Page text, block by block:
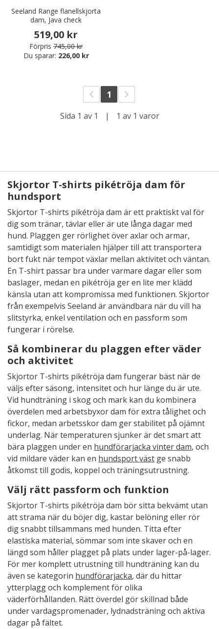
Seeland Range flanellskjorta
dam, Java check
519,00 kr
Förpris 745,00 kr
Du sparar: 226,00 kr
1
Sida 1 av 1 | 1 av 1 varor
Skjortor T-shirts pikétröja dam för
hundsport
Skjortor T-shirts pikétröja dam är ett praktiskt val för
dig som tränar, tävlar eller är ute långa dagar med
hund. Plaggen ger rörlighet över axlar och armar,
samtidigt som materialen hjälper till att transportera
bort fukt när tempot växlar mellan aktivitet och väntan.
En T-shirt passar bra under varmare dagar eller som
baslager, medan en pikétröja ger en lite mer klädd
känsla utan att kompromissa med funktionen. Skjortor
från exempelvis Seeland är användbara när du vill ha
slitstyrka, enkel ventilation och en passform som
fungerar i rörelse.
Så kombinerar du plaggen efter väder
och aktivitet
Skjortor T-shirts pikétröja dam fungerar bäst när de
väljs efter säsong, intensitet och hur länge du är ute.
Vid hundträning i skog och mark kan du kombinera
överdelen med arbetsbyxor dam för extra tålighet och
fickor, medan arbetsskor dam ger stabilitet på ojämnt
underlag. När temperaturen sjunker är det smart att
bära plaggen under en hundförarjacka vinter dam, och
vid mildare väder kan en hundsport väst ge snabb
åtkomst till godis, koppel och träningsutrustning.
Välj rätt passform och funktion
Skjortor T-shirts pikétröja dam bör sitta bekvämt utan
att strama när du böjer dig, kastar belöning eller rör
dig snabbt tillsammans med hunden. Titta efter
elastiska material, sömmar som inte skaver och en
längd som håller plagget på plats under lager-på-lager.
För mer komplett utrustning till hundträning kan du
även se kategorin hundförarjacka, där du hittar
ytterplagg och komplement för olika
väderförhållanden. Rätt överdel gör skillnad både
under vardagspromenader, lydnadsträning och aktiva
dagar på fältet.